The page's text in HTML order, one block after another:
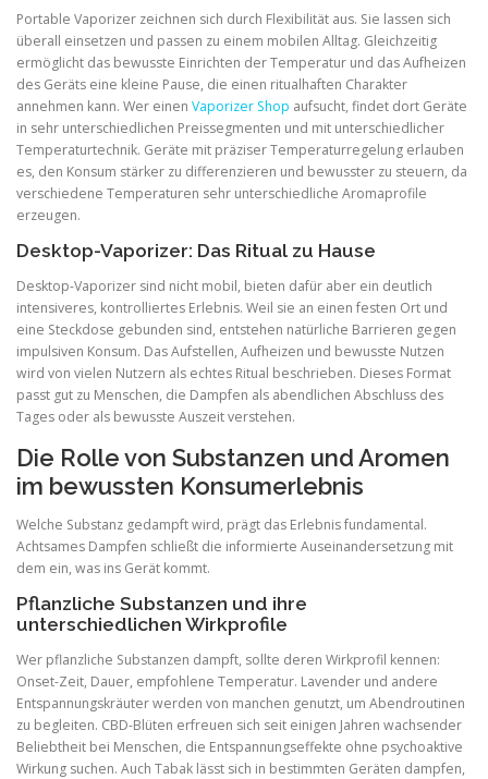
Portable Vaporizer zeichnen sich durch Flexibilität aus. Sie lassen sich
überall einsetzen und passen zu einem mobilen Alltag. Gleichzeitig
ermöglicht das bewusste Einrichten der Temperatur und das Aufheizen
des Geräts eine kleine Pause, die einen ritualhaften Charakter
annehmen kann. Wer einen Vaporizer Shop aufsucht, findet dort Geräte
in sehr unterschiedlichen Preissegmenten und mit unterschiedlicher
Temperaturtechnik. Geräte mit präziser Temperaturregelung erlauben
es, den Konsum stärker zu differenzieren und bewusster zu steuern, da
verschiedene Temperaturen sehr unterschiedliche Aromaprofile
erzeugen.
Desktop-Vaporizer: Das Ritual zu Hause
Desktop-Vaporizer sind nicht mobil, bieten dafür aber ein deutlich
intensiveres, kontrolliertes Erlebnis. Weil sie an einen festen Ort und
eine Steckdose gebunden sind, entstehen natürliche Barrieren gegen
impulsiven Konsum. Das Aufstellen, Aufheizen und bewusste Nutzen
wird von vielen Nutzern als echtes Ritual beschrieben. Dieses Format
passt gut zu Menschen, die Dampfen als abendlichen Abschluss des
Tages oder als bewusste Auszeit verstehen.
Die Rolle von Substanzen und Aromen
im bewussten Konsumerlebnis
Welche Substanz gedampft wird, prägt das Erlebnis fundamental.
Achtsames Dampfen schließt die informierte Auseinandersetzung mit
dem ein, was ins Gerät kommt.
Pflanzliche Substanzen und ihre
unterschiedlichen Wirkprofile
Wer pflanzliche Substanzen dampft, sollte deren Wirkprofil kennen:
Onset-Zeit, Dauer, empfohlene Temperatur. Lavender und andere
Entspannungskräuter werden von manchen genutzt, um Abendroutinen
zu begleiten. CBD-Blüten erfreuen sich seit einigen Jahren wachsender
Beliebtheit bei Menschen, die Entspannungseffekte ohne psychoaktive
Wirkung suchen. Auch Tabak lässt sich in bestimmten Geräten dampfen,